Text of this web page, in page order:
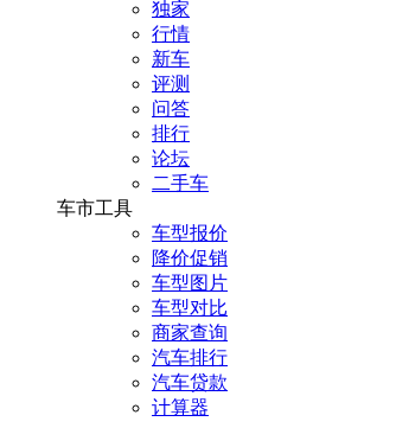
独家
行情
新车
评测
问答
排行
论坛
二手车
车市工具
车型报价
降价促销
车型图片
车型对比
商家查询
汽车排行
汽车贷款
计算器